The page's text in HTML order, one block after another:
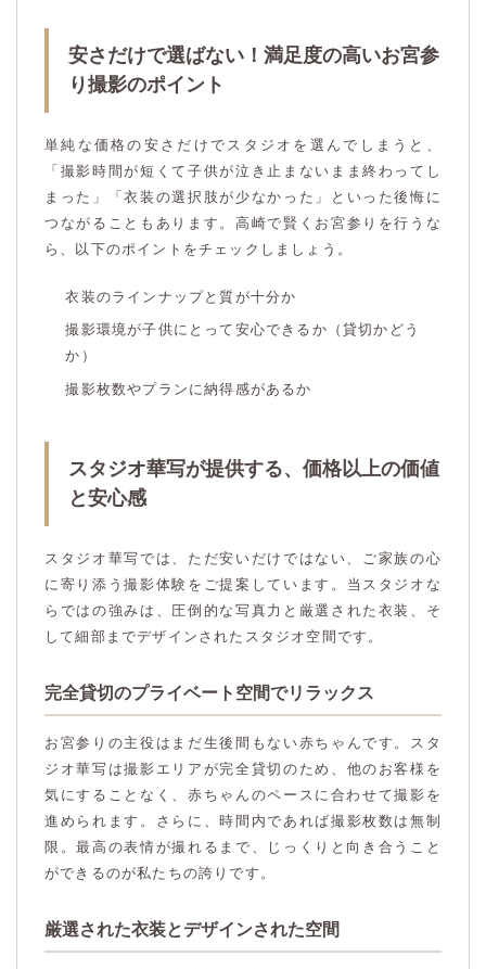
安さだけで選ばない！満足度の高いお宮参
り撮影のポイント
単純な価格の安さだけでスタジオを選んでしまうと、
「撮影時間が短くて子供が泣き止まないまま終わってし
まった」「衣装の選択肢が少なかった」といった後悔に
つながることもあります。高崎で賢くお宮参りを行うな
ら、以下のポイントをチェックしましょう。
衣装のラインナップと質が十分か
撮影環境が子供にとって安心できるか（貸切かどう
か）
撮影枚数やプランに納得感があるか
スタジオ華写が提供する、価格以上の価値
と安心感
スタジオ華写では、ただ安いだけではない、ご家族の心
に寄り添う撮影体験をご提案しています。当スタジオな
らではの強みは、圧倒的な写真力と厳選された衣装、そ
して細部までデザインされたスタジオ空間です。
完全貸切のプライベート空間でリラックス
お宮参りの主役はまだ生後間もない赤ちゃんです。スタ
ジオ華写は撮影エリアが完全貸切のため、他のお客様を
気にすることなく、赤ちゃんのペースに合わせて撮影を
進められます。さらに、時間内であれば撮影枚数は無制
限。最高の表情が撮れるまで、じっくりと向き合うこと
ができるのが私たちの誇りです。
厳選された衣装とデザインされた空間